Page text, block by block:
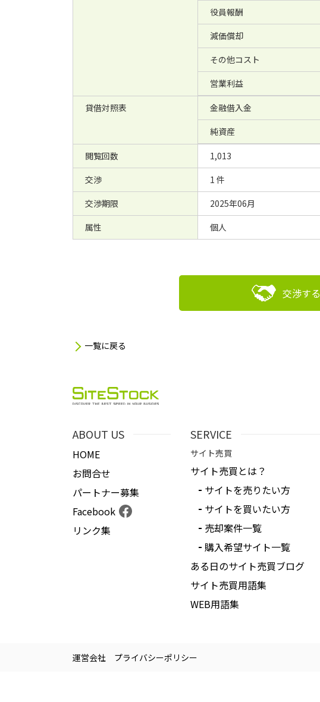
役員報酬
減価償却
その他コスト
営業利益
貸借対照表 金融借入金
純資産
閲覧回数
1,013
交渉
1 件
交渉期限
2025年06月
属性
個人
交渉する
一覧に戻る
ABOUT US
HOME
お問合せ
パートナー募集
Facebook
リンク集
SERVICE
サイト売買
サイト売買とは？
サイトを売りたい方
サイトを買いたい方
売却案件一覧
購入希望サイト一覧
ある日のサイト売買ブログ
サイト売買用語集
WEB用語集
運営会社 プライバシーポリシー